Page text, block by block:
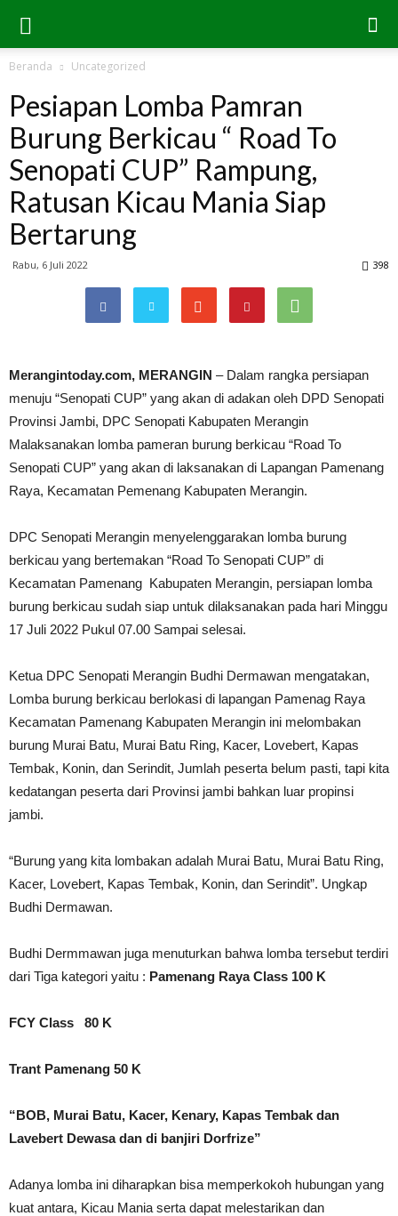
Beranda Uncategorized
Pesiapan Lomba Pamran
Burung Berkicau “ Road To
Senopati CUP” Rampung,
Ratusan Kicau Mania Siap
Bertarung
Rabu, 6 Juli 2022 398
Merangintoday.com, MERANGIN – Dalam rangka persiapan
menuju “Senopati CUP” yang akan di adakan oleh DPD Senopati
Provinsi Jambi, DPC Senopati Kabupaten Merangin
Malaksanakan lomba pameran burung berkicau “Road To
Senopati CUP” yang akan di laksanakan di Lapangan Pamenang
Raya, Kecamatan Pemenang Kabupaten Merangin.
DPC Senopati Merangin menyelenggarakan lomba burung
berkicau yang bertemakan “Road To Senopati CUP” di
Kecamatan Pamenang Kabupaten Merangin, persiapan lomba
burung berkicau sudah siap untuk dilaksanakan pada hari Minggu
17 Juli 2022 Pukul 07.00 Sampai selesai.
Ketua DPC Senopati Merangin Budhi Dermawan mengatakan,
Lomba burung berkicau berlokasi di lapangan Pamenag Raya
Kecamatan Pamenang Kabupaten Merangin ini melombakan
burung Murai Batu, Murai Batu Ring, Kacer, Lovebert, Kapas
Tembak, Konin, dan Serindit, Jumlah peserta belum pasti, tapi kita
kedatangan peserta dari Provinsi jambi bahkan luar propinsi
jambi.
“Burung yang kita lombakan adalah Murai Batu, Murai Batu Ring,
Kacer, Lovebert, Kapas Tembak, Konin, dan Serindit”. Ungkap
Budhi Dermawan.
Budhi Dermmawan juga menuturkan bahwa lomba tersebut terdiri
dari Tiga kategori yaitu : Pamenang Raya Class 100 K
FCY Class 80 K
Trant Pamenang 50 K
“BOB, Murai Batu, Kacer, Kenary, Kapas Tembak dan
Lavebert Dewasa dan di banjiri Dorfrize”
Adanya lomba ini diharapkan bisa memperkokoh hubungan yang
kuat antara, Kicau Mania serta dapat melestarikan dan